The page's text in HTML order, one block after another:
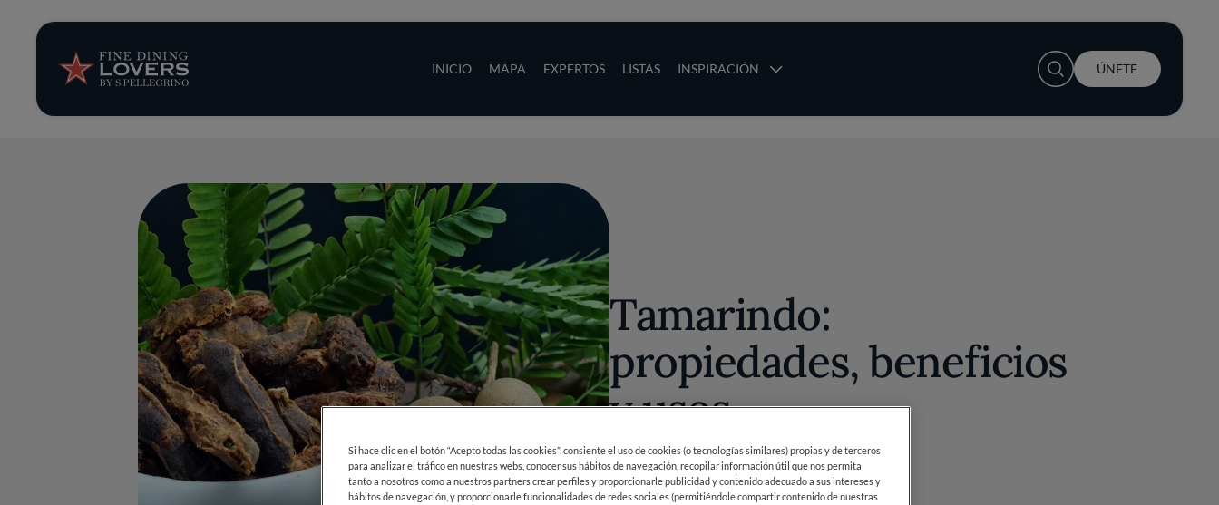
INICIO MAPA EXPERTOS LISTAS INSPIRACIÓN
Opinión y noticias
Recetas
Consejos y trucos
Series
User account menu
ÚNETE
Tamarindo:
propiedades, beneficios
y usos
13 FEB 2023
Si hace clic en el botón “Acepto todas las cookies”, consiente el uso de cookies (o tecnologías similares) propias y de terceros
para analizar el tráfico en nuestras webs, conocer sus hábitos de navegación, recopilar información útil que nos permita
tanto a nosotros como a nuestros partners crear perfiles y proporcionarle publicidad y contenido adecuado a sus intereses y
hábitos de navegación, y proporcionarle funcionalidades de redes sociales (permitiéndole compartir contenido de nuestras